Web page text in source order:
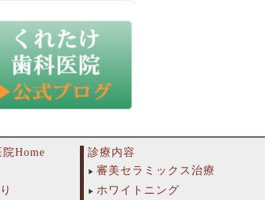
Home
診療内容
審美セラミックス治療
ホワイトニング